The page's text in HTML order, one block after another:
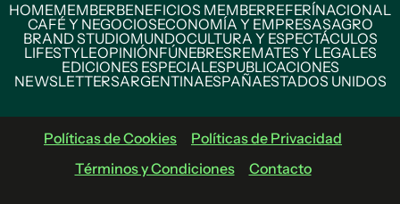
HOMEMEMBERBENEFICIOS MEMBERREFERÍNACIONAL
CAFÉ Y NEGOCIOSECONOMÍA Y EMPRESASAGRO
BRAND STUDIOMUNDOCULTURA Y ESPECTÁCULOS
LIFESTYLEOPINIÓNFÚNEBRESREMATES Y LEGALES
EDICIONES ESPECIALESPUBLICACIONES
NEWSLETTERSARGENTINAESPAÑAESTADOS UNIDOS
Políticas de Cookies
Políticas de Privacidad
Términos y Condiciones
Contacto